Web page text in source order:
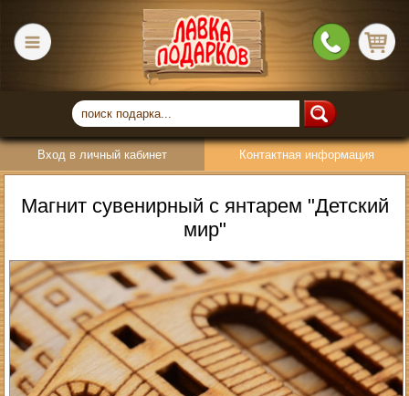
Вход в личный кабинет Контактная информация
Магнит сувенирный с янтарем "Детский
мир"